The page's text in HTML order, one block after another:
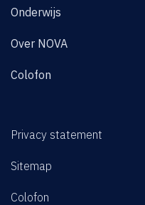
Onderwijs
Over NOVA
Colofon
Privacy statement
Sitemap
Colofon